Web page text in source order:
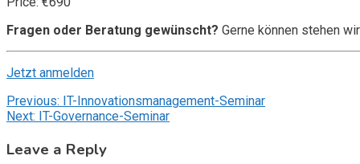
Fragen oder Beratung gewünscht? Gerne können stehen
Jetzt anmelden
Post
Previous: IT-Innovationsmanagement-Seminar
Next: IT-Governance-Seminar
Leave a Reply